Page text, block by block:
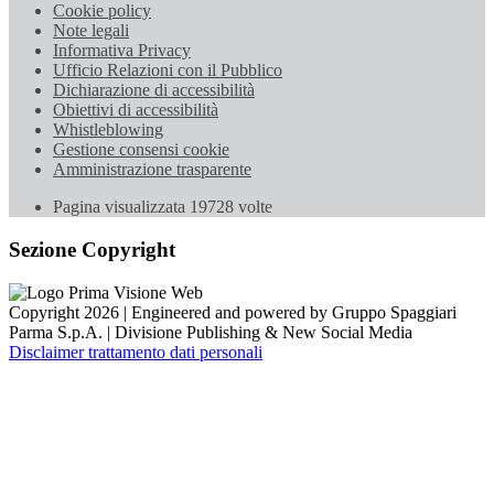
Cookie policy
Note legali
Informativa Privacy
Ufficio Relazioni con il Pubblico
Dichiarazione di accessibilità
Obiettivi di accessibilità
Whistleblowing
Gestione consensi cookie
Amministrazione trasparente
Pagina visualizzata 19728 volte
Sezione Copyright
Copyright 2026 | Engineered and powered by Gruppo Spaggiari
Parma S.p.A. | Divisione Publishing & New Social Media
Disclaimer trattamento dati personali